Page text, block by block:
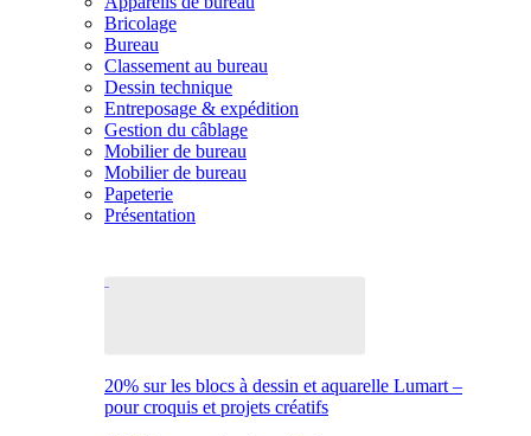
Bricolage
Bureau
Classement au bureau
Dessin technique
Entreposage & expédition
Gestion du câblage
Mobilier de bureau
Mobilier de bureau
Papeterie
Présentation
20% sur les blocs à dessin et aquarelle Lumart –
pour croquis et projets créatifs